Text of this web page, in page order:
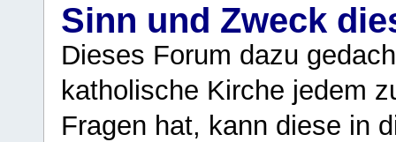
Sinn und Zweck
Dieses Forum dazu
katholische Kirche jedem
Fragen hat, kann diese in